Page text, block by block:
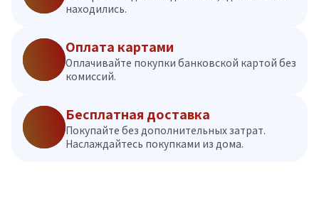
находились.
Оплата картами
Оплачивайте покупки банковской картой без
комиссий.
Бесплатная доставка
Покупайте без дополнительных затрат.
Наслаждайтесь покупками из дома.